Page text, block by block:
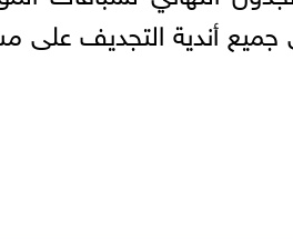
جميع أندية التجديف